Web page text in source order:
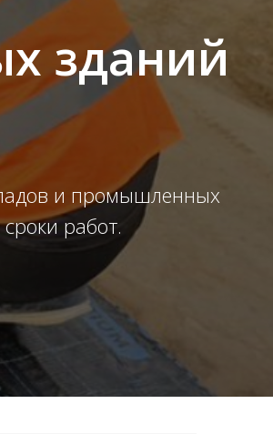
зданий
и промышленных
работ.